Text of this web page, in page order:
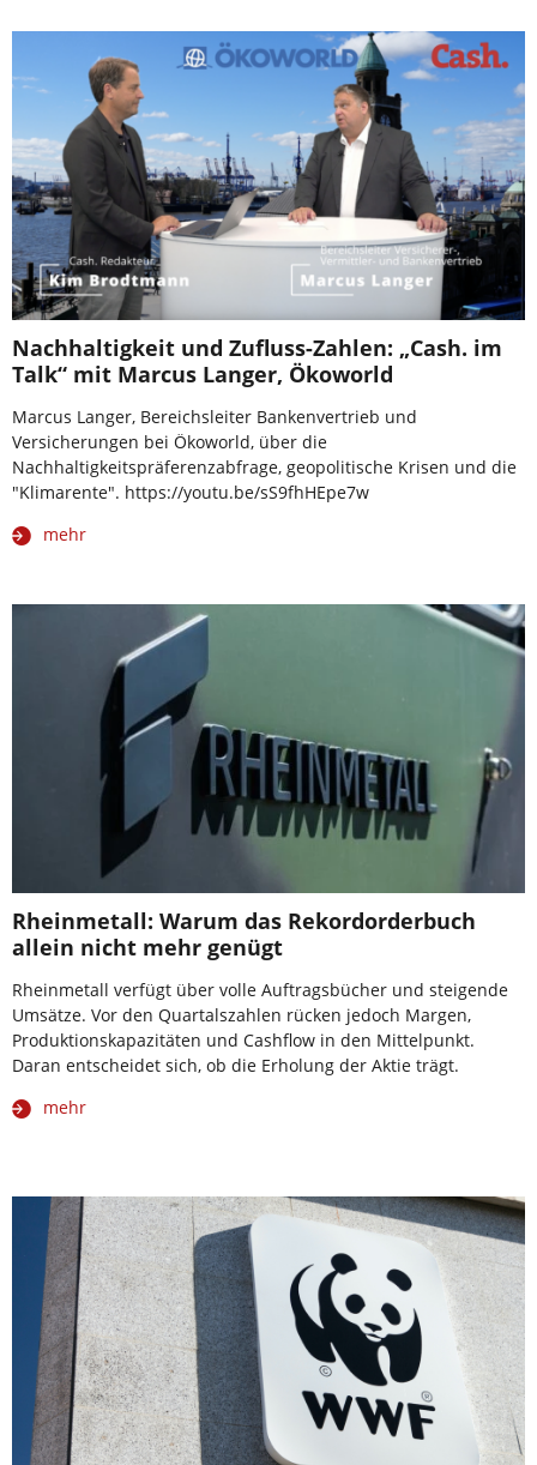
Nachhaltigkeit und Zufluss-Zahlen: „Cash. im
Talk“ mit Marcus Langer, Ökoworld
Marcus Langer, Bereichsleiter Bankenvertrieb und
Versicherungen bei Ökoworld, über die
Nachhaltigkeitspräferenzabfrage, geopolitische Krisen und die
"Klimarente". https://youtu.be/sS9fhHEpe7w
mehr
Rheinmetall: Warum das Rekordorderbuch
allein nicht mehr genügt
Rheinmetall verfügt über volle Auftragsbücher und steigende
Umsätze. Vor den Quartalszahlen rücken jedoch Margen,
Produktionskapazitäten und Cashflow in den Mittelpunkt.
Daran entscheidet sich, ob die Erholung der Aktie trägt.
mehr